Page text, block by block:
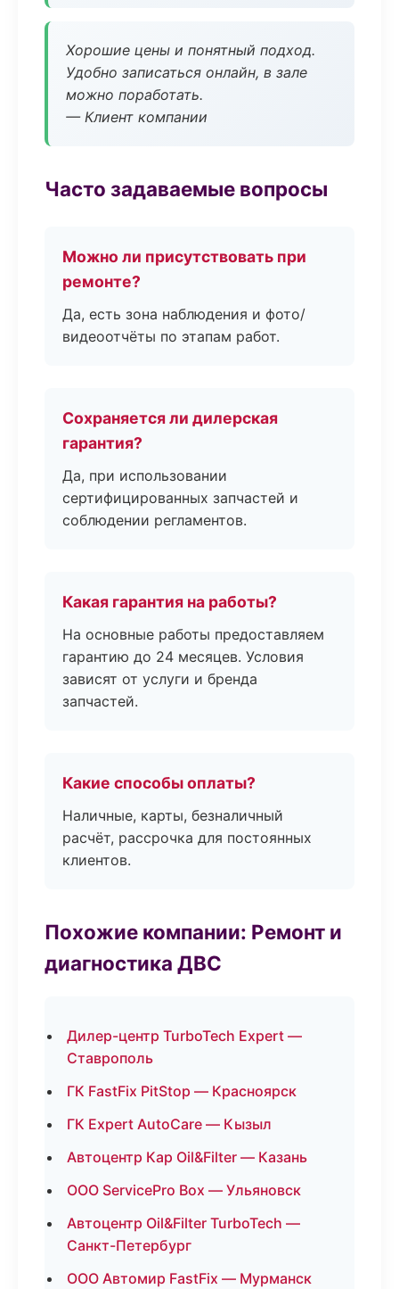
Хорошие цены и понятный подход.
Удобно записаться онлайн, в зале
можно поработать.
— Клиент компании
Часто задаваемые вопросы
Можно ли присутствовать при
ремонте?
Да, есть зона наблюдения и фото/
видеоотчёты по этапам работ.
Сохраняется ли дилерская
гарантия?
Да, при использовании
сертифицированных запчастей и
соблюдении регламентов.
Какая гарантия на работы?
На основные работы предоставляем
гарантию до 24 месяцев. Условия
зависят от услуги и бренда
запчастей.
Какие способы оплаты?
Наличные, карты, безналичный
расчёт, рассрочка для постоянных
клиентов.
Похожие компании: Ремонт и
диагностика ДВС
Дилер-центр TurboTech Expert —
Ставрополь
ГК FastFix PitStop — Красноярск
ГК Expert AutoCare — Кызыл
Автоцентр Кар Oil&Filter — Казань
ООО ServicePro Box — Ульяновск
Автоцентр Oil&Filter TurboTech —
Санкт-Петербург
ООО Автомир FastFix — Мурманск